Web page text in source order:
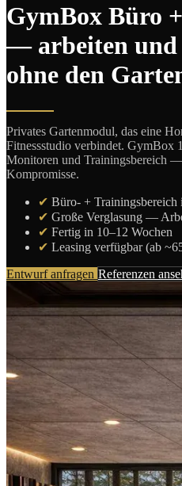
GymBox Büro
— arbeiten und
ohne den
Privates Gartenmodul, das eine
Fitnessstudio verbindet. GymBox
Monitoren und Trainingsbereich
Kompromisse.
✔ Büro- + Trainingsbereich
✔ Große Verglasung —
✔ Fertig in 10–12 Wochen
✔ Leasing verfügbar (ab
Entwurf anfragen Referenzen